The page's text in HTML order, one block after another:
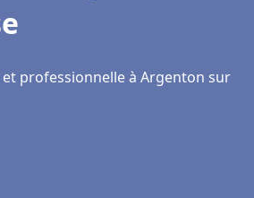
professionnelle à Argenton sur